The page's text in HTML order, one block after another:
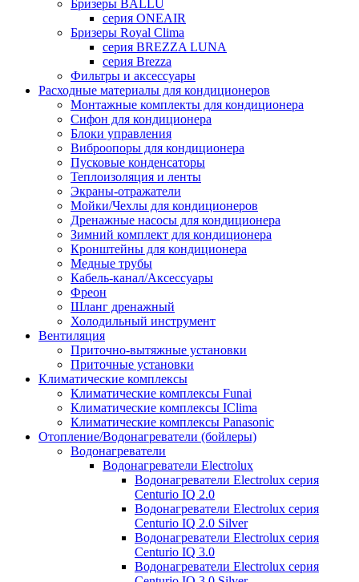
Бризеры BALLU
серия ONEAIR
Бризеры Royal Clima
серия BREZZA LUNA
серия Brezza
Фильтры и аксессуары
Расходные материалы для кондиционеров
Монтажные комплекты для кондиционера
Сифон для кондиционера
Блоки управления
Виброопоры для кондиционера
Пусковые конденсаторы
Теплоизоляция и ленты
Экраны-отражатели
Мойки/Чехлы для кондиционеров
Дренажные насосы для кондиционера
Зимний комплект для кондиционера
Кронштейны для кондиционера
Медные трубы
Кабель-канал/Аксессуары
Фреон
Шланг дренажный
Холодильный инструмент
Вентиляция
Приточно-вытяжные установки
Приточные установки
Климатические комплексы
Климатические комплексы Funai
Климатические комплексы IClima
Климатические комплексы Panasonic
Отопление/Водонагреватели (бойлеры)
Водонагреватели
Водонагреватели Electrolux
Водонагреватели Electrolux серия
Centurio IQ 2.0
Водонагреватели Electrolux серия
Centurio IQ 2.0 Silver
Водонагреватели Electrolux серия
Centurio IQ 3.0
Водонагреватели Electrolux серия